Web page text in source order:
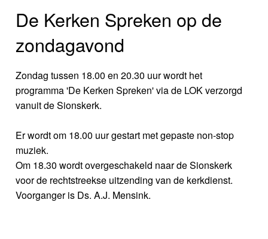
De Kerken Spreken op de
zondagavond
Zondag tussen 18.00 en 20.30 uur wordt het
programma 'De Kerken Spreken' via de LOK verzorgd
vanuit de Sionskerk.
Er wordt om 18.00 uur gestart met gepaste non-stop
muziek.
Om 18.30 wordt overgeschakeld naar de Sionskerk
voor de rechtstreekse uitzending van de kerkdienst.
Voorganger is Ds. A.J. Mensink.